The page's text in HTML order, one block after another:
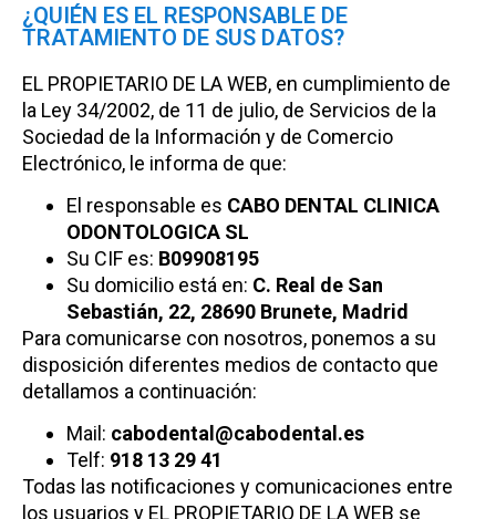
¿QUIÉN ES EL RESPONSABLE DE
TRATAMIENTO DE SUS DATOS?
EL PROPIETARIO DE LA WEB, en cumplimiento de
la Ley 34/2002, de 11 de julio, de Servicios de la
Sociedad de la Información y de Comercio
Electrónico, le informa de que:
El responsable es CABO DENTAL CLINICA
ODONTOLOGICA SL
Su CIF es: B09908195
Su domicilio está en: C. Real de San
Sebastián, 22, 28690 Brunete, Madrid
Para comunicarse con nosotros, ponemos a su
disposición diferentes medios de contacto que
detallamos a continuación:
Mail: cabodental@cabodental.es
Telf: 918 13 29 41
Todas las notificaciones y comunicaciones entre
los usuarios y EL PROPIETARIO DE LA WEB se